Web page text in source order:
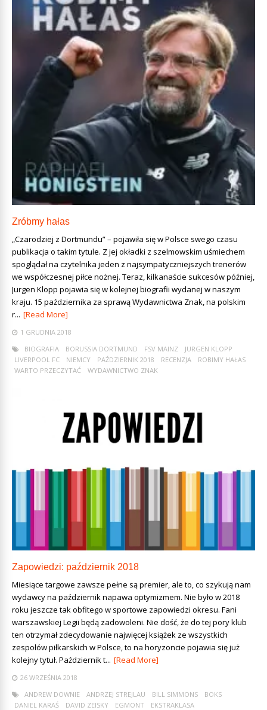
Zróbmy hałas
„Czarodziej z Dortmundu” – pojawiła się w Polsce swego czasu
publikacja o takim tytule. Z jej okładki z szelmowskim uśmiechem
spoglądał na czytelnika jeden z najsympatyczniejszych trenerów
we współczesnej piłce nożnej. Teraz, kilkanaście sukcesów później,
Jurgen Klopp pojawia się w kolejnej biografii wydanej w naszym
kraju. 15 października za sprawą Wydawnictwa Znak, na polskim
r... [Read More]
1 GRUDNIA 2018
BIOGRAFIA
BORUSSIA DORTMUND FSV MAINZ
JURGEN KLOPP
LIVERPOOL FC
NIEMCY PAŹDZIERNIK 2018 RECENZJA
ROBIMY HAŁAS
WARTO PRZECZYTAĆ
WYDAWNICTWO ZNAK
Zapowiedzi: październik 2018
Miesiące targowe zawsze pełne są premier, ale to, co szykują nam
wydawcy na październik napawa optymizmem. Nie było w 2018
roku jeszcze tak obfitego w sportowe zapowiedzi okresu. Fani
warszawskiej Legii będą zadowoleni. Nie dość, że do tej pory klub
ten otrzymał zdecydowanie najwięcej książek ze wszystkich
zespołów piłkarskich w Polsce, to na horyzoncie pojawia się już
kolejny tytuł. Październik t... [Read More]
26 WRZEŚNIA 2018
ANDREW DOWNIE
ANDRZEJ STREJLAU BILL SIMMONS
BOKS
DANIEL KARAŚ
DAVID ZEISKY EGMONT
EKSTRAKLASA